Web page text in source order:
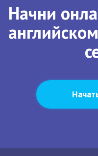
Начни